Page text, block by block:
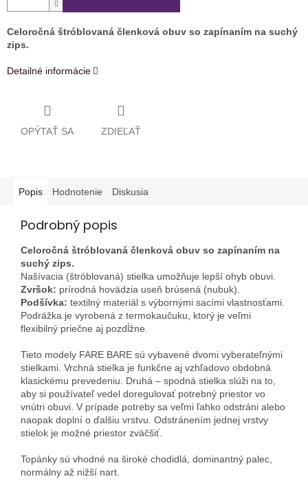
Celoročná štróblovaná členková obuv so zapínaním na suchý
zips.
Detailné informácie
OPÝTAŤ SA ZDIEĽAŤ
Popis Hodnotenie Diskusia
Podrobný popis
Celoročná štróblovaná členková obuv so zapínaním na
suchý zips.
Našívacia (štróblovaná) stielka umožňuje lepší ohyb obuvi.
Zvršok: prírodná hovädzia useň brúsená (nubuk).
Podšívka: textilný materiál s výbornými sacími vlastnosťami.
Podrážka je vyrobená z termokaučuku, ktorý je veľmi
flexibilný priečne aj pozdĺžne.
Tieto modely FARE BARE sú vybavené dvomi vyberateľnými
stielkami. Vrchná stielka je funkčne aj vzhľadovo obdobná
klasickému prevedeniu. Druhá – spodná stielka slúži na to,
aby si používateľ vedel doregulovať potrebný priestor vo
vnútri obuvi. V prípade potreby sa veľmi ľahko odstráni alebo
naopak doplní o ďalšiu vrstvu. Odstránením jednej vrstvy
stielok je možné priestor zväčšiť.
Topánky sú vhodné na široké chodidlá, dominantný palec,
normálny až nižší nart.